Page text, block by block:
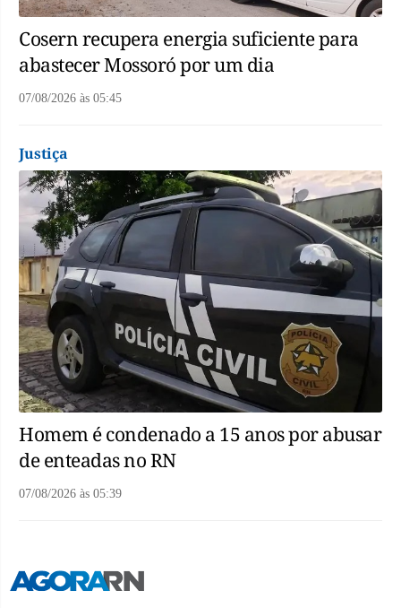
Cosern recupera energia suficiente para
abastecer Mossoró por um dia
07/08/2026 às 05:45
Justiça
Homem é condenado a 15 anos por abusar
de enteadas no RN
07/08/2026 às 05:39